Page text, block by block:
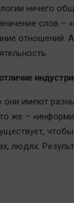
ничего
слов –
отношений.
они имеют
же –
людях.